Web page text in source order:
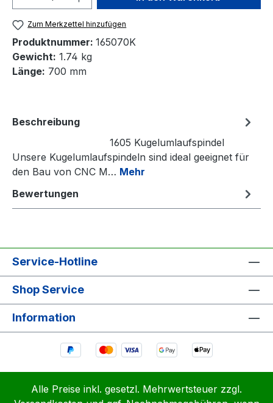
Zum Merkzettel hinzufügen
Produktnummer: 165070K
Gewicht: 1.74 kg
Länge: 700 mm
Beschreibung
1605 Kugelumlaufspindel
Unsere Kugelumlaufspindeln sind ideal geeignet für
den Bau von CNC M… Mehr
Bewertungen
Service-Hotline
Shop Service
Information
Alle Preise inkl. gesetzl. Mehrwertsteuer zzgl.